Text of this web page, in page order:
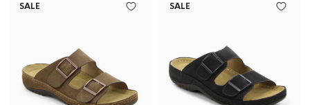
SALE
SALE